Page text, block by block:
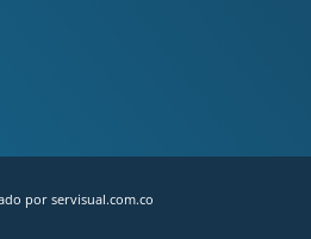
por servisual.com.co